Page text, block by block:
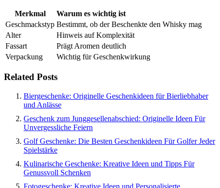
Merkmal
Warum es wichtig ist
Geschmackstyp Bestimmt, ob der Beschenkte den Whisky mag
Alter
Hinweis auf Komplexität
Fassart
Prägt Aromen deutlich
Verpackung
Wichtig für Geschenkwirkung
Related Posts
Biergeschenke: Originelle Geschenkideen für Bierliebhaber
und Anlässe
Geschenk zum Junggesellenabschied: Originelle Ideen Für
Unvergessliche Feiern
Golf Geschenke: Die Besten Geschenkideen Für Golfer Jeder
Spielstärke
Kulinarische Geschenke: Kreative Ideen und Tipps Für
Genussvoll Schenken